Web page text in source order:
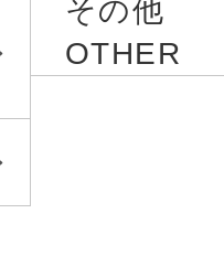
その他
OTHER